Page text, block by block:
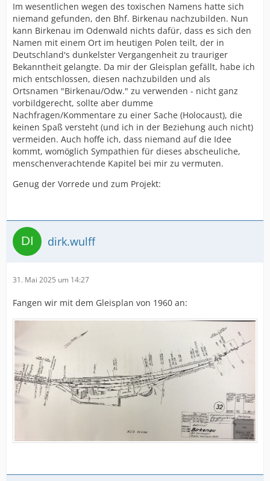
Im wesentlichen wegen des toxischen Namens hatte sich
niemand gefunden, den Bhf. Birkenau nachzubilden. Nun
kann Birkenau im Odenwald nichts dafür, dass es sich den
Namen mit einem Ort im heutigen Polen teilt, der in
Deutschland's dunkelster Vergangenheit zu trauriger
Bekanntheit gelangte. Da mir der Gleisplan gefällt, habe ich
mich entschlossen, diesen nachzubilden und als
Ortsnamen "Birkenau/Odw." zu verwenden - nicht ganz
vorbildgerecht, sollte aber dumme
Nachfragen/Kommentare zu einer Sache (Holocaust), die
keinen Spaß versteht (und ich in der Beziehung auch nicht)
vermeiden. Auch hoffe ich, dass niemand auf die Idee
kommt, womöglich Sympathien für dieses abscheuliche,
menschenverachtende Kapitel bei mir zu vermuten.
Genug der Vorrede und zum Projekt:
dirk.wulff
31. Mai 2025 um 14:27
Fangen wir mit dem Gleisplan von 1960 an: